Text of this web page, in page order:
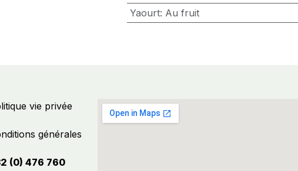
Yaourt: Au fruit
vie privée
générales
(0) 476 760